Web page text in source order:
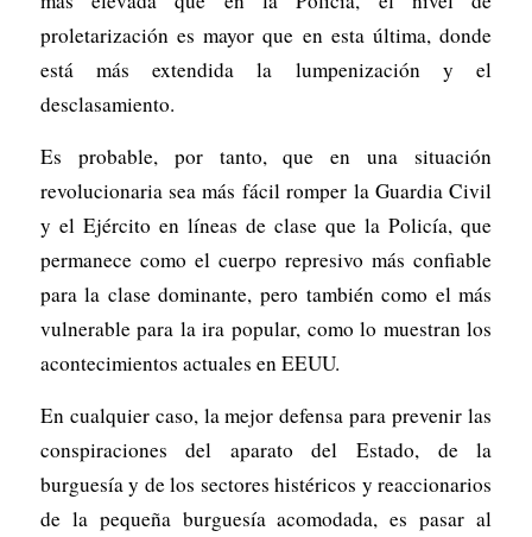
proletarización es mayor que en esta última, donde
está más extendida la lumpenización y el
desclasamiento.
Es probable, por tanto, que en una situación
revolucionaria sea más fácil romper la Guardia Civil
y el Ejército en líneas de clase que la Policía, que
permanece como el cuerpo represivo más confiable
para la clase dominante, pero también como el más
vulnerable para la ira popular, como lo muestran los
acontecimientos actuales en EEUU.
En cualquier caso, la mejor defensa para prevenir las
conspiraciones del aparato del Estado, de la
burguesía y de los sectores histéricos y reaccionarios
de la pequeña burguesía acomodada, es pasar al